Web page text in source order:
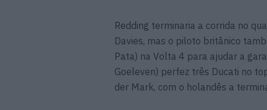
Redding terminaria a corrida no
Davies, mas o piloto britânico
Pata) na Volta 4 para ajudar a
Goeleven) perfez três Ducati no
der Mark, com o holandês a